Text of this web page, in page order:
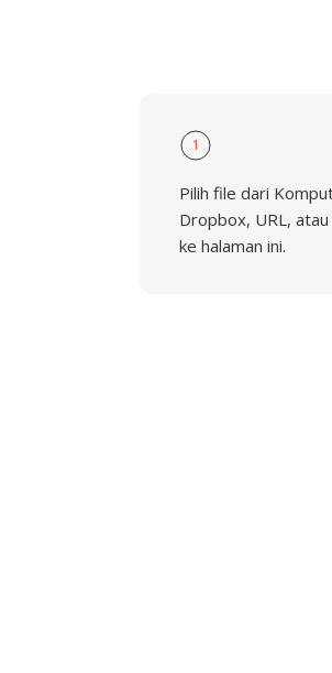
1
Pilih file dari
Dropbox, URL,
ke halaman ini.